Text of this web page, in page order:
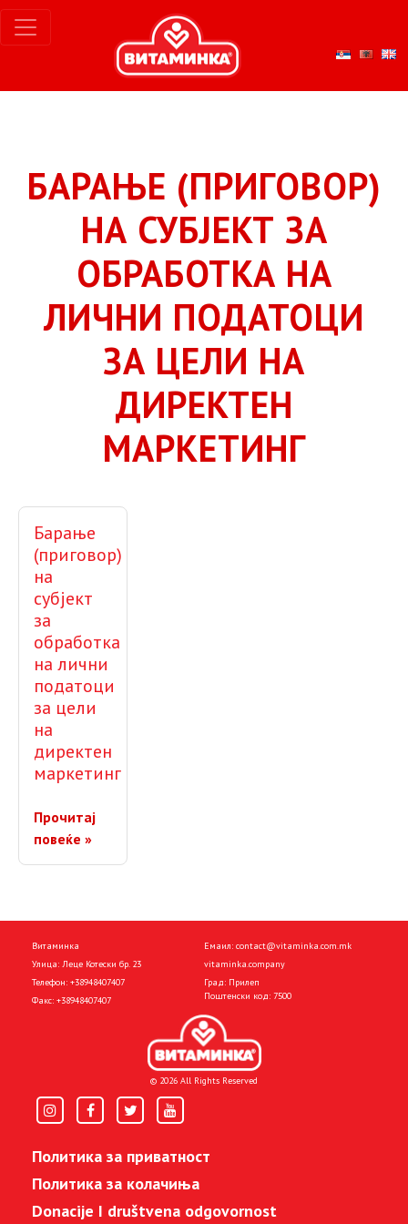
БАРАЊЕ (ПРИГОВОР)
НА СУБЈЕКТ ЗА
ОБРАБОТКА НА
ЛИЧНИ ПОДАТОЦИ
ЗА ЦЕЛИ НА
ДИРЕКТЕН
МАРКЕТИНГ
Барање
(приговор)
на
субјект
за
обработка
на лични
податоци
за цели
на
директен
маркетинг
Прочитај
повеќе »
Витаминка
Улица: Леце Котески бр. 23
Телефон: +38948407407
Факс: +38948407407
Емаил: contact@vitaminka.com.mk
vitaminka.company
Град: Прилеп
Поштенски код: 7500
© 2026 All Rights Reserved
Политика за приватност
Политика за колачиња
Donacije I društvena odgovornost